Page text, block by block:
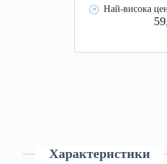
Най-висока
Характеристики